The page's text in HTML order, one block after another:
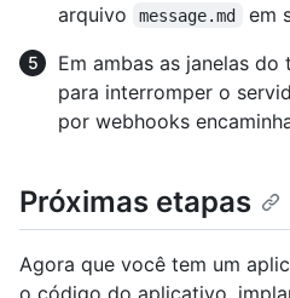
arquivo
message.md
em
Em ambas as janelas do
para interromper o
por webhooks
Próximas etapas
Agora que você tem um
o código do aplicativo,